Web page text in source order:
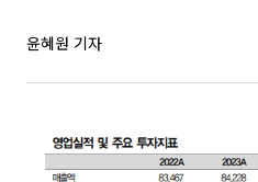
윤혜원 기자